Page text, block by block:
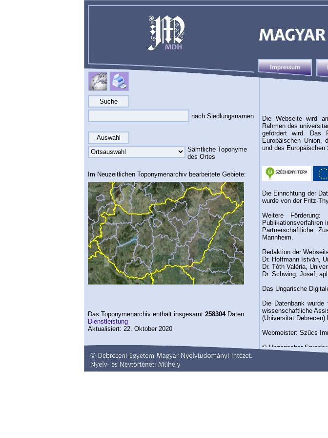
nach Siedlungsnamen
Sämtliche Toponyme
des Ortes
Im Neuzeitlichen Toponymenarchiv bearbeitete Gebiete:
Das Toponymenarchiv enthält insgesamt 258304Daten.
Dienstleistung
Aktualisiert: 22. Oktober 2020
Die Webseite wird
Rahmen des
gefördert wird. Das
Europäischen Union,
und des Europäischen
Die Einrichtung der
wurde von der Fritz-
Weitere Förderung:
Publikationsverfahren
Partnerschaftliche
Mannheim.
Redaktion der
Dr. Hoffmann István,
Dr. Tóth Valéria,
Dr. Schwing, Josef,
Das Ungarische
Die Datenbank
wissenschaftliche
(Universität Debrecen)
Webmeister: Szűcs
© Ungarischer